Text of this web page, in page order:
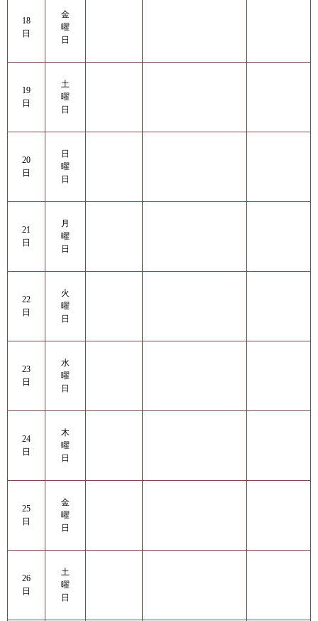
18
日
金
曜
日
19
日
土
曜
日
20
日
日
曜
日
21
日
月
曜
日
22
日
火
曜
日
23
日
水
曜
日
24
日
木
曜
日
25
日
金
曜
日
26
日
土
曜
日